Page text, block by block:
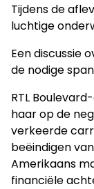
Tijdens de
luchtige
Een discussie
de nodige
RTL
haar op de
verkeerde
beëindigen
Amerikaans
financiële